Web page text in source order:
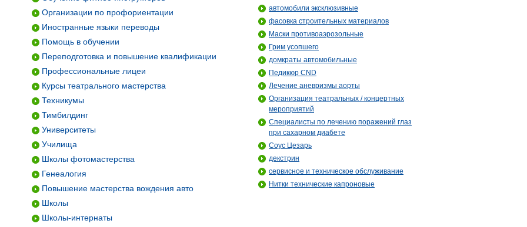
Организации по профориентации
Иностранные языки переводы
Помощь в обучении
Переподготовка и повышение квалификации
Профессиональные лицеи
Курсы театрального мастерства
Техникумы
Тимбилдинг
Университеты
Училища
Школы фотомастерства
Генеалогия
Повышение мастерства вождения авто
Школы
Школы-интернаты
автомобили эксклюзивные
фасовка строительных материалов
Маски противоаэрозольные
Грим усопшего
домкраты автомобильные
Педикюр CND
Лечение аневризмы аорты
Организация театральных / концертных
мероприятий
Специалисты по лечению поражений глаз
при сахарном диабете
Соус Цезарь
декстрин
сервисное и техническое обслуживание
Нитки технические капроновые